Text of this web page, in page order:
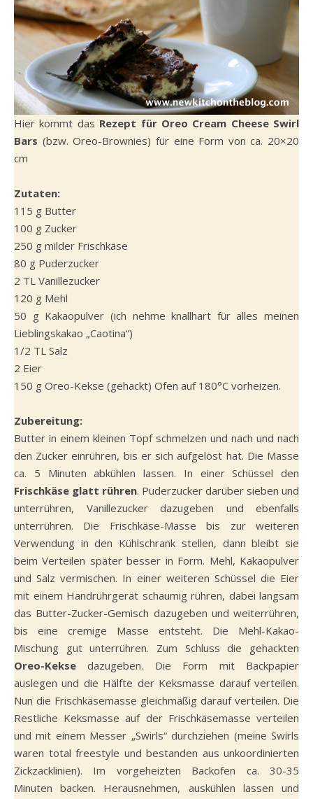
Hier kommt das Rezept für Oreo Cream Cheese Swirl
Bars (bzw. Oreo-Brownies) für eine Form von ca. 20×20
cm
Zutaten:
115 g Butter
100 g Zucker
250 g milder Frischkäse
80 g Puderzucker
2 TL Vanillezucker
120 g Mehl
50 g Kakaopulver (ich nehme knallhart für alles meinen
Lieblingskakao „Caotina“)
1/2 TL Salz
2 Eier
150 g Oreo-Kekse (gehackt) Ofen auf 180°C vorheizen.
Zubereitung:
Butter in einem kleinen Topf schmelzen und nach und nach
den Zucker einrühren, bis er sich aufgelöst hat. Die Masse
ca. 5 Minuten abkühlen lassen. In einer Schüssel den
Frischkäse glatt rühren. Puderzucker darüber sieben und
unterrühren, Vanillezucker dazugeben und ebenfalls
unterrühren. Die Frischkäse-Masse bis zur weiteren
Verwendung in den Kühlschrank stellen, dann bleibt sie
beim Verteilen später besser in Form. Mehl, Kakaopulver
und Salz vermischen. In einer weiteren Schüssel die Eier
mit einem Handrührgerät schaumig rühren, dabei langsam
das Butter-Zucker-Gemisch dazugeben und weiterrühren,
bis eine cremige Masse entsteht. Die Mehl-Kakao-
Mischung gut unterrühren. Zum Schluss die gehackten
Oreo-Kekse dazugeben. Die Form mit Backpapier
auslegen und die Hälfte der Keksmasse darauf verteilen.
Nun die Frischkäsemasse gleichmäßig darauf verteilen. Die
Restliche Keksmasse auf der Frischkäsemasse verteilen
und mit einem Messer „Swirls“ durchziehen (meine Swirls
waren total freestyle und bestanden aus unkoordinierten
Zickzacklinien). Im vorgeheizten Backofen ca. 30-35
Minuten backen. Herausnehmen, auskühlen lassen und